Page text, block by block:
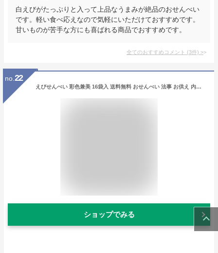
白えびがたっぷりと入って上品なうまみが絶品のおせんべい
です。軽い食べ応えなので気軽にいただけておすすめです。
甘いものが苦手な方にも喜ばれる商品でおすすめです。
全てのおすすめコメント (3件) >
no. 22
えびせんべい 彩色兼美 16袋入 送料無料 おせんべい 法事 お供え 内祝い 詰め合わせ 誕生日 贈り物 お礼 お祝い 挨拶 引越し 粗供養 忌明け 快気祝い ギフト 就職 スイーツ 和菓子 お菓子 個包装 せんべい 食品 日持ち 御見舞 お土産 帰省土産 四十九日 御歳暮 御年賀 年末
ショップでみる